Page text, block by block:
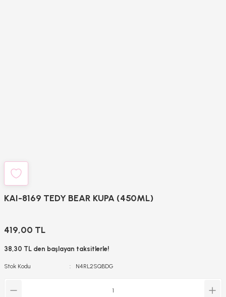
KAI-8169 TEDY BEAR KUPA (450ML)
419,00 TL
38,30 TL den başlayan taksitlerle!
Stok Kodu N4RL2SQBDG